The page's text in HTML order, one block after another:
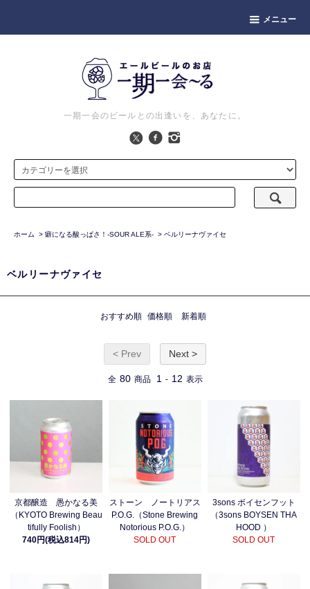
メニュー
一期一会のビールとの出逢いを、あなたに。
ホーム > 癖になる酸っぱさ！-SOUR ALE系- > ベルリーナヴァイセ
ベルリーナヴァイセ
おすすめ順 価格順 新着順
< Prev Next >
全 80 商品 1 - 12 表示
京都醸造 愚かなる美
（KYOTO Brewing Beau
tifully Foolish）
740円(税込814円)
ストーン ノートリアス
P.O.G.（Stone Brewing
Notorious P.O.G.）
SOLD OUT
3sons ボイセンフット
（3sons BOYSEN THA
HOOD ）
SOLD OUT